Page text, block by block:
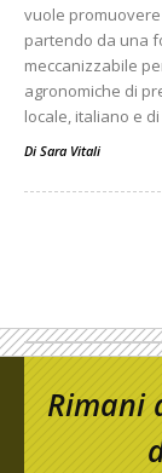
vuole
partendo da una
meccanizzabile
agronomiche di
locale, italiano e
Di Sara Vitali
Rimani